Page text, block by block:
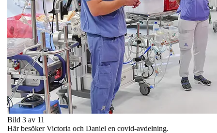
Bild 3 av 11
Här besöker Victoria och Daniel en covid-avdelning.